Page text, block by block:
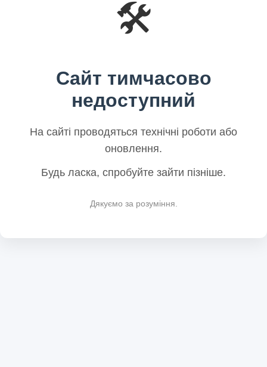
🛠️
Сайт тимчасово
недоступний
На сайті проводяться технічні роботи або
оновлення.
Будь ласка, спробуйте зайти пізніше.
Дякуємо за розуміння.